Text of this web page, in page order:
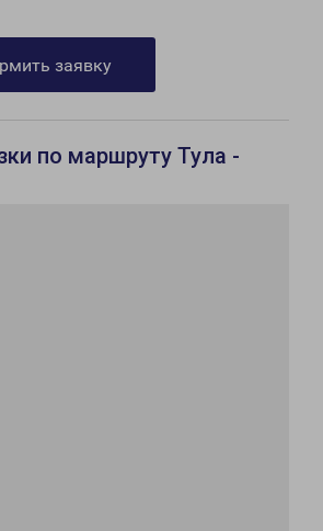
заявку
по маршруту Тула -